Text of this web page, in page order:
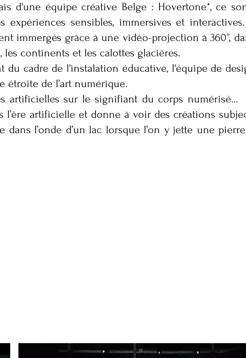
d'une équipe créative Belge : Hovertone*, ce
expériences sensibles, immersives et
immergés grâce à une vidéo-projection à 360°,
continents et les calottes glacières.
du cadre de l'instalation éducative, l'équipe de
étroite de l’art numérique.
artificielles sur le signifiant du corps numérisé…
l’ère artificielle et donne à voir des créations
l’onde d’un lac lorsque l’on y jette une